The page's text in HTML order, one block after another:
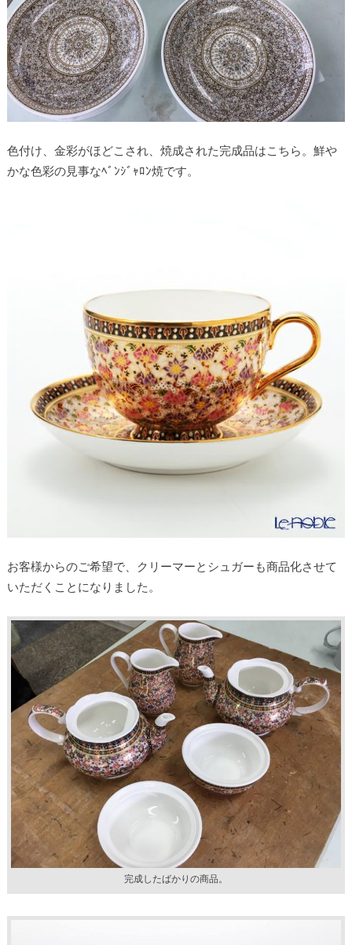
色付け、金彩がほどこされ、焼成された完成品はこちら。鮮や
かな色彩の見事なﾍﾞﾝｼﾞｬﾛﾝ焼です。
お客様からのご希望で、クリーマーとシュガーも商品化させて
いただくことになりました。
完成したばかりの商品。